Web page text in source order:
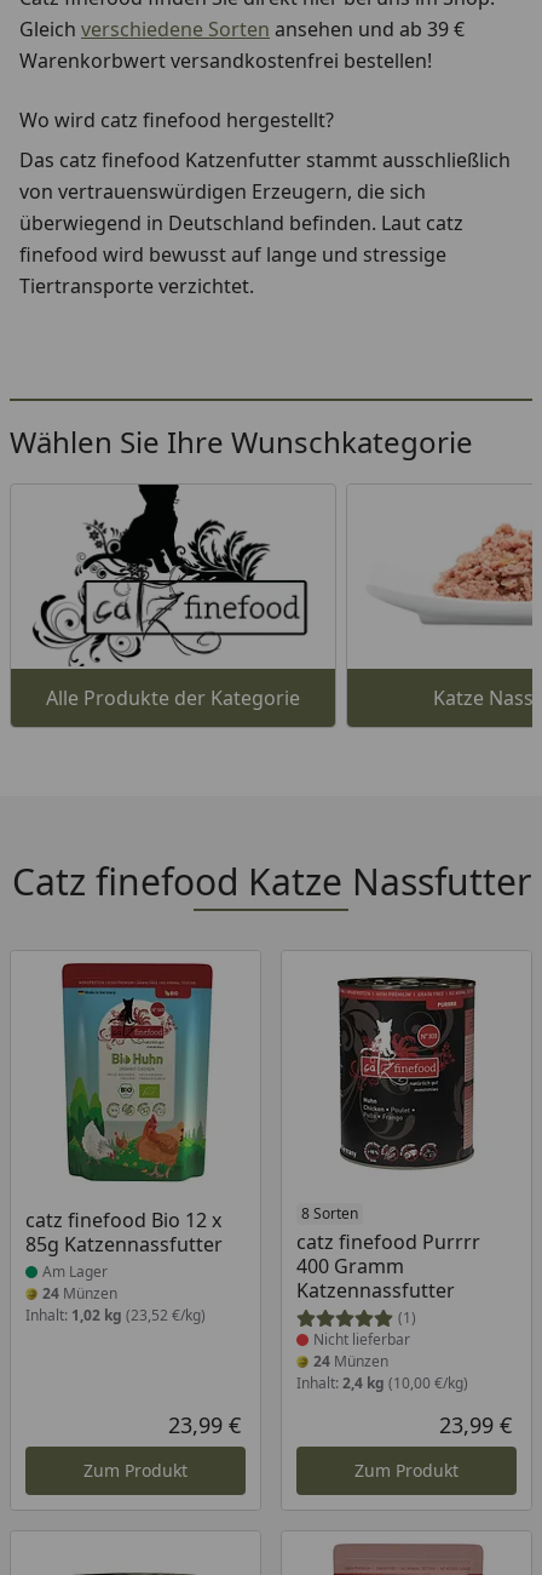
Gleich verschiedene Sorten ansehen und ab 39 €
Warenkorbwert versandkostenfrei bestellen!
Wo wird catz finefood hergestellt?
Das catz finefood Katzenfutter stammt ausschließlich
von vertrauenswürdigen Erzeugern, die sich
überwiegend in Deutschland befinden. Laut catz
finefood wird bewusst auf lange und stressige
Tiertransporte verzichtet.
Wählen Sie Ihre Wunschkategorie
Alle Produkte der Kategorie Katze
Catz finefood Katze Nassfutter
catz finefood Bio 12 x
85g Katzennassfutter
Produkt am Lager
Am Lager
24 Münzen
Inhalt: 1,02 kg (23,52 €/kg)
Aktueller Preis
23,99 €
Zum Produkt
8 Sorten
catz finefood Purrrr
400 Gramm
Katzennassfutter
(1)
Produkt nicht lieferbar
Nicht lieferbar
24 Münzen
Inhalt: 2,4 kg (10,00 €/kg)
23,99 €
Zum Produkt